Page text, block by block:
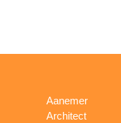
Aanemer
Architect